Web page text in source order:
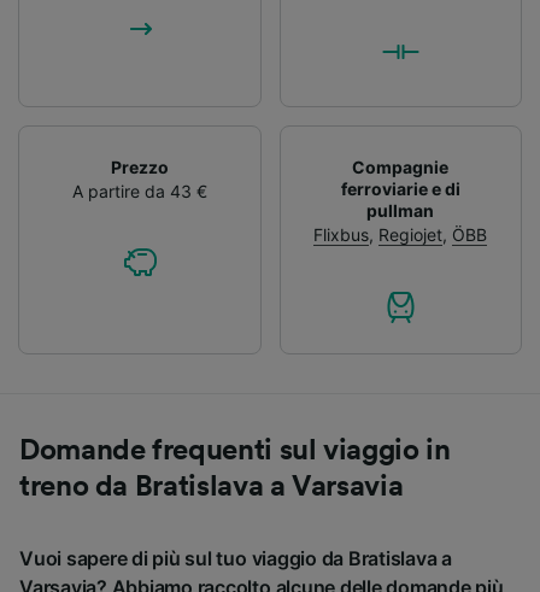
Prezzo
A partire da 43 €
Compagnie
ferroviarie e di
pullman
Flixbus, Regiojet, ÖBB
Domande frequenti sul viaggio in
treno da Bratislava a Varsavia
Vuoi sapere di più sul tuo viaggio da Bratislava a